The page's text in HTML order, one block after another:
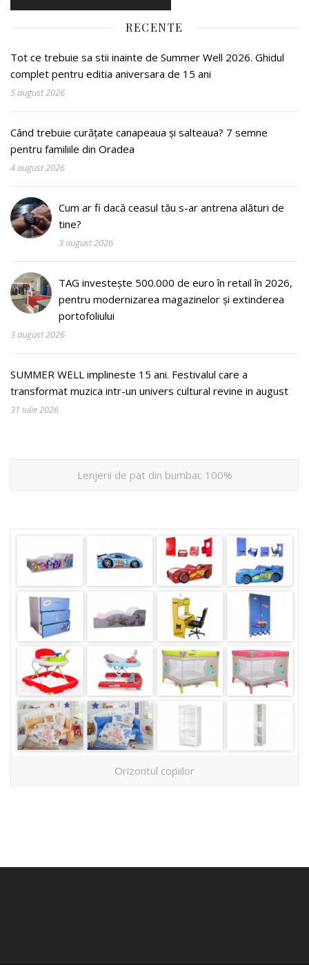
RECENTE
Tot ce trebuie sa stii inainte de Summer Well 2026. Ghidul
complet pentru editia aniversara de 15 ani
5 august 2026
Când trebuie curățate canapeaua și salteaua? 7 semne
pentru familiile din Oradea
4 august 2026
Cum ar fi dacă ceasul tău s-ar antrena alături de
tine?
3 august 2026
TAG investește 500.000 de euro în retail în 2026,
pentru modernizarea magazinelor și extinderea
portofoliului
3 august 2026
SUMMER WELL implineste 15 ani. Festivalul care a
transformat muzica intr-un univers cultural revine in august
31 iulie 2026
Lenjerii de pat din bumbac 100%
Orizontul copiilor